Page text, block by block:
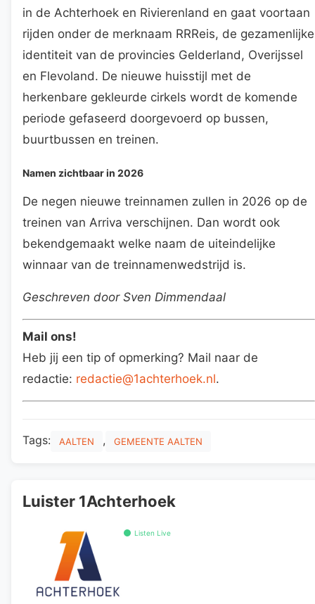
in de Achterhoek en Rivierenland en gaat voortaan
rijden onder de merknaam RRReis, de gezamenlijke
identiteit van de provincies Gelderland, Overijssel
en Flevoland. De nieuwe huisstijl met de
herkenbare gekleurde cirkels wordt de komende
periode gefaseerd doorgevoerd op bussen,
buurtbussen en treinen.
Namen zichtbaar in 2026
De negen nieuwe treinnamen zullen in 2026 op de
treinen van Arriva verschijnen. Dan wordt ook
bekendgemaakt welke naam de uiteindelijke
winnaar van de treinnamenwedstrijd is.
Geschreven door Sven Dimmendaal
Mail ons!
Heb jij een tip of opmerking? Mail naar de
redactie: redactie@1achterhoek.nl.
Tags: AALTEN , GEMEENTE AALTEN
Luister 1Achterhoek
Listen Live